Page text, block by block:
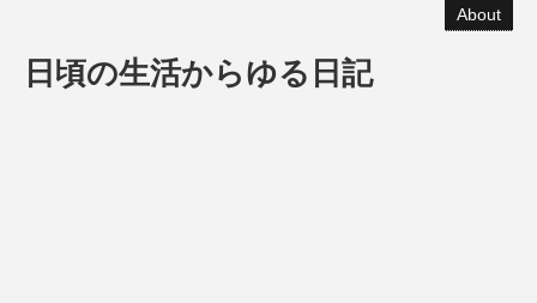
About
日頃の生活からゆる日記